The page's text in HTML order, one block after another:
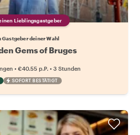
Lieblingsgastgeber
Gastgeber deiner Wahl
Gems of Bruges
• €40.55 p.P. • 3 Stunden
SOFORT BESTÄTIGT